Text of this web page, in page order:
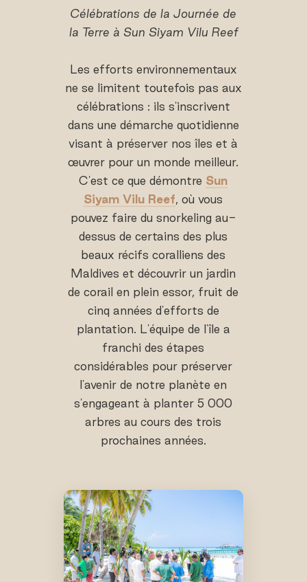
Célébrations de la Journée de
la Terre à Sun Siyam Vilu Reef
Les efforts environnementaux
ne se limitent toutefois pas aux
célébrations : ils s'inscrivent
dans une démarche quotidienne
visant à préserver nos îles et à
œuvrer pour un monde meilleur.
C'est ce que démontre Sun
Siyam Vilu Reef, où vous
pouvez faire du snorkeling au-
dessus de certains des plus
beaux récifs coralliens des
Maldives et découvrir un jardin
de corail en plein essor, fruit de
cinq années d'efforts de
plantation. L'équipe de l'île a
franchi des étapes
considérables pour préserver
l'avenir de notre planète en
s'engageant à planter 5 000
arbres au cours des trois
prochaines années.